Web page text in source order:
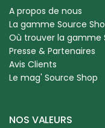
A propos de nous
La gamme Source
Où trouver la gamme
Presse & Partenaires
Avis Clients
Le mag' Source Shop
NOS VALEURS